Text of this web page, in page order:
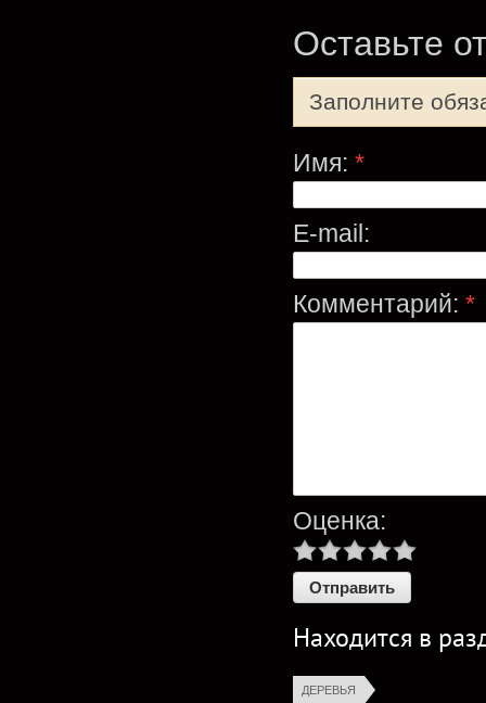
Оставьте
Заполните
Имя: *
E-mail:
Комментарий: *
Оценка:
Находится в
ДЕРЕВЬЯ